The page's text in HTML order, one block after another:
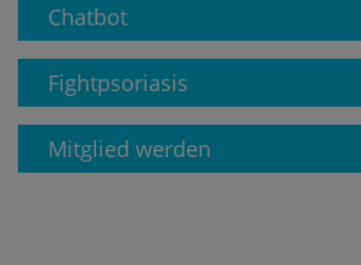
Chatbot
Fightpsoriasis
Mitglied werden